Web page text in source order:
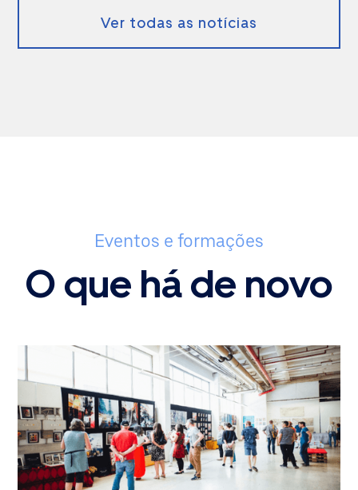
Ver todas as notícias
Eventos e formações
O que há de novo